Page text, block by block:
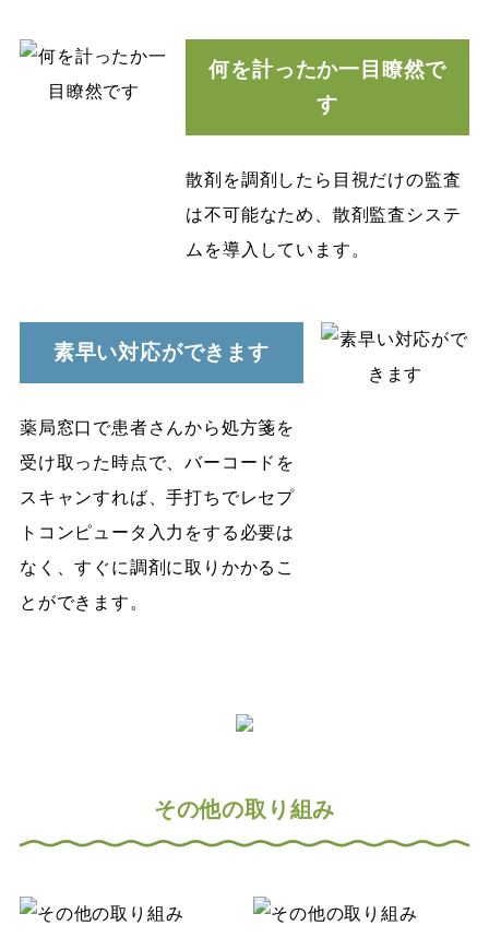
何を計ったか一目瞭然で
す
散剤を調剤したら目視だけの監査
は不可能なため、散剤監査システ
ムを導入しています。
素早い対応ができます
薬局窓口で患者さんから処方箋を
受け取った時点で、バーコードを
スキャンすれば、手打ちでレセプ
トコンピュータ入力をする必要は
なく、すぐに調剤に取りかかるこ
とができます。
その他の取り組み